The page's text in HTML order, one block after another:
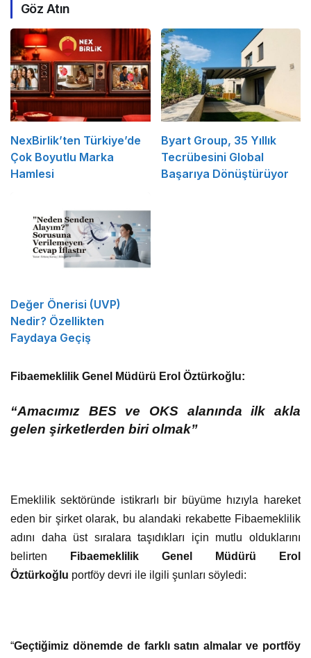
Göz Atın
NexBirlik’ten Türkiye’de
Çok Boyutlu Marka
Hamlesi
Byart Group, 35 Yıllık
Tecrübesini Global
Başarıya Dönüştürüyor
Değer Önerisi (UVP)
Nedir? Özellikten
Faydaya Geçiş
Fibaemeklilik Genel Müdürü Erol Öztürkoğlu:
“Amacımız BES ve OKS alanında ilk akla
gelen şirketlerden biri olmak”
Emeklilik sektöründe istikrarlı bir büyüme hızıyla hareket
eden bir şirket olarak, bu alandaki rekabette Fibaemeklilik
adını daha üst sıralara taşıdıkları için mutlu olduklarını
belirten Fibaemeklilik Genel Müdürü Erol
Öztürkoğlu portföy devri ile ilgili şunları söyledi:
“Geçtiğimiz dönemde de farklı satın almalar ve portföy